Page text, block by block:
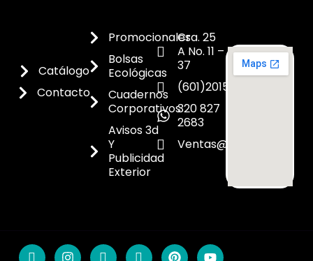
Catálogo
Contacto
Promocionales
Bolsas
Ecológicas
Cuadernos
Corporativos
Avisos 3d
Y
Publicidad
Exterior
Cra. 25
A No. 11 –
37
(601)2015300
320 827
2683
Ventas@dicoes.co